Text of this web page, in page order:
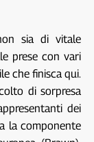
sia di vitale
prese con vari
che finisca qui.
di sorpresa
dei
la componente